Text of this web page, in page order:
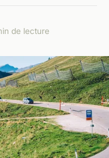
de lecture